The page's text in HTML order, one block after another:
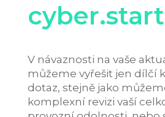
cyber.start
V návaznosti na vaše
můžeme vyřešit jen dílčí
dotaz, stejně jako
komplexní revizi vaší